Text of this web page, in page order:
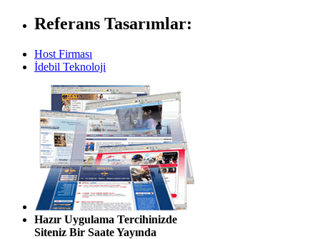
Referans Tasarımlar:
Host Firması
İdebil Teknoloji
Hazır Uygulama Tercihinizde
Siteniz Bir Saate Yayında